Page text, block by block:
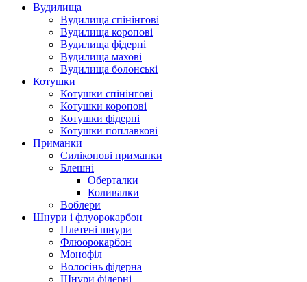
Вудилища
Вудилища спінінгові
Вудилища коропові
Вудилища фідерні
Вудилища махові
Вудилища болонські
Котушки
Котушки спінінгові
Котушки коропові
Котушки фідерні
Котушки поплавкові
Приманки
Силіконові приманки
Блешні
Оберталки
Коливалки
Воблери
Шнури і флуорокарбон
Плетені шнури
Флюорокарбон
Монофіл
Волосінь фідерна
Шнури фідерні